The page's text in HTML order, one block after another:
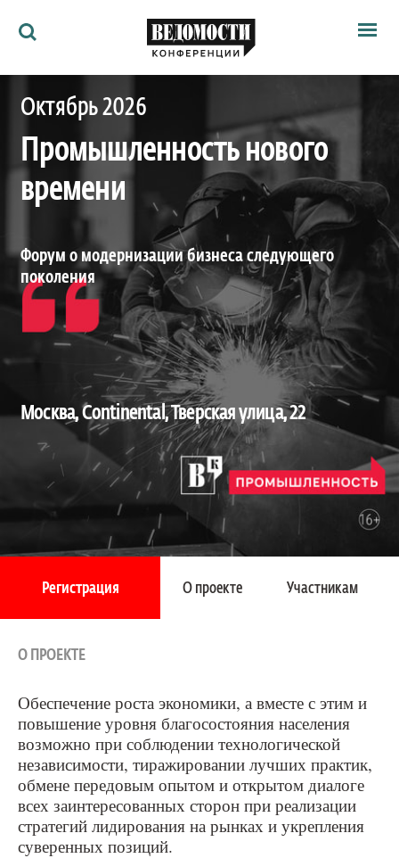
Партнёрам
О нас
Ведомости
Как потратить
Ведомости&
Октябрь 2026
Промышленность нового
времени
Форум о модернизации бизнеса следующего
поколения
Москва, Continental, Тверская улица, 22
Регистрация О проекте Участникам
О ПРОЕКТЕ
Обеспечение роста экономики, а вместе с этим и
повышение уровня благосостояния населения
возможно при соблюдении технологической
независимости, тиражировании лучших практик,
обмене передовым опытом и открытом диалоге
всех заинтересованных сторон при реализации
стратегий лидирования на рынках и укрепления
суверенных позиций.